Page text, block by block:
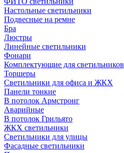
Настольные светильники
Подвесные на ремне
Бра
Люстры
Линейные светильники
Фонари
Комплектующие для светильников
Торшеры
Светильники для офиса и ЖКХ
Панели тонкие
В потолок Армстронг
Аварийные
В потолок Грильято
ЖКХ светильники
Светильники для улицы
Фасадные светильники